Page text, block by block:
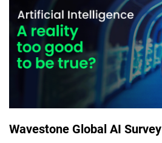
Wavestone Global AI Survey